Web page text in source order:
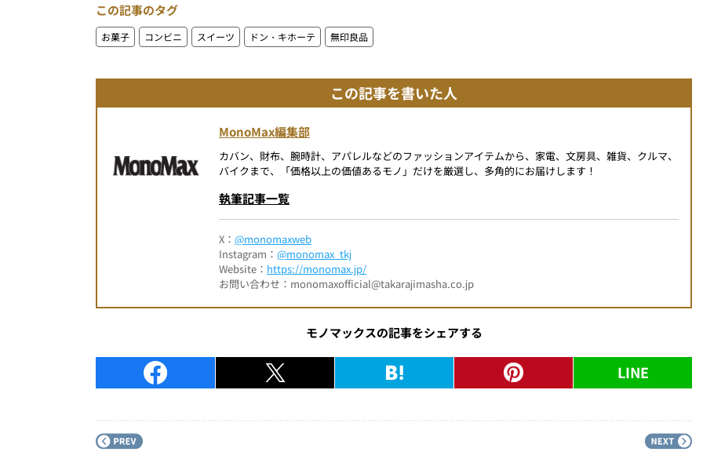
この記事のタグ
お菓子 コンビニ スイーツ ドン・キホーテ 無印良品
この記事を書いた人
MonoMax編集部
カバン、財布、腕時計、アパレルなどのファッションアイテムから、家電、文房具、雑貨、クルマ、
バイクまで、「価格以上の価値あるモノ」だけを厳選し、多角的にお届けします！
執筆記事一覧
X： @monomaxweb
Instagram： @monomax_tkj
Website： https://monomax.jp/
お問い合わせ：monomaxofficial@takarajimasha.co.jp
モノマックスの記事をシェアする
LINE